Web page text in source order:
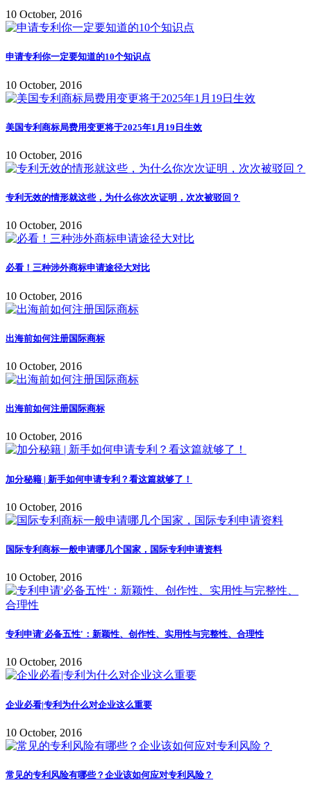
10 October, 2016
申请专利你一定要知道的10个知识点
10 October, 2016
美国专利商标局费用变更将于2025年1月19日生效
10 October, 2016
专利无效的情形就这些，为什么你次次证明，次次被驳回？
10 October, 2016
必看！三种涉外商标申请途径大对比
10 October, 2016
出海前如何注册国际商标
10 October, 2016
出海前如何注册国际商标
10 October, 2016
加分秘籍 | 新手如何申请专利？看这篇就够了！
10 October, 2016
国际专利商标一般申请哪几个国家，国际专利申请资料
10 October, 2016
专利申请'必备五性'：新颖性、创作性、实用性与完整性、合理性
10 October, 2016
企业必看|专利为什么对企业这么重要
10 October, 2016
常见的专利风险有哪些？企业该如何应对专利风险？